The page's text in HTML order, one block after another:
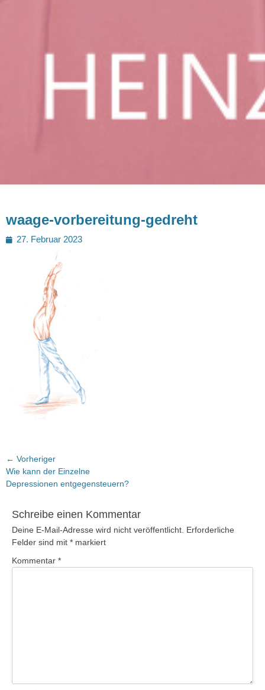
waage-vorbereitung-gedreht
Posted
27. Februar 2023
Beitragsnavigation
← Vorheriger
Vorheriger
Beitrag:
Wie kann der Einzelne
Depressionen entgegensteuern?
Schreibe einen Kommentar
Deine E-Mail-Adresse wird nicht veröffentlicht. Erforderliche
Felder sind mit * markiert
Kommentar *